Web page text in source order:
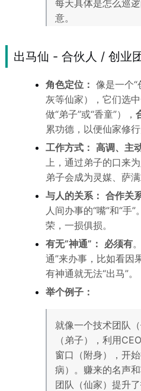
每天具体是怎么巡
意。
出马仙 - 合伙人 / 创业
角色定位： 像是一个“
灰等仙家），它们选
做“弟子”或“香童”），
累功德，以便仙家修行
工作方式： 高调、主
上，通过弟子的口来为
弟子会成为灵媒、萨满
与人的关系： 合作关
人间办事的“嘴”和“手
荣，一损俱损。
有无“神通”： 必须有
通”来办事，比如看因
有神通就无法“出马”。
举个例子：
就像一个技术团队
（弟子），利用
窗口（附身），开
病）。赚来的名声
团队（仙家）提升